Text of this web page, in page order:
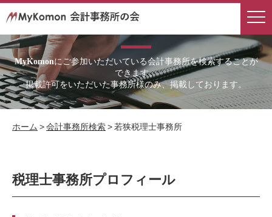
MyKomonにご参加いただいている会計事務所を検索することが
できます。
掲載許可をいただいた事務所様のみ、掲載しております。
ホーム >会計事務所検索>若狭税理士事務所
税理士事務所プロフィール